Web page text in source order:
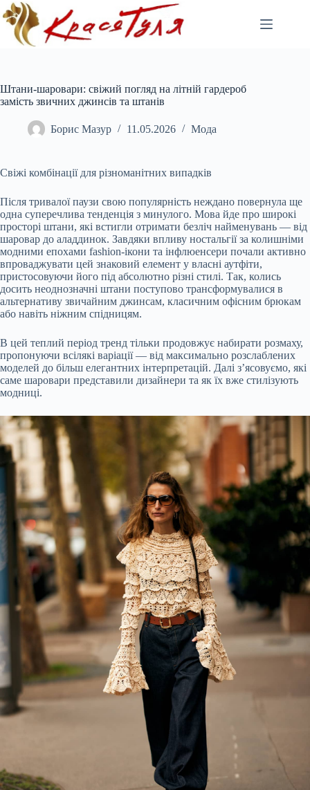
Перейти
до
вмісту
Штани-шаровари: свіжий погляд на літній гардероб
замість звичних джинсів та штанів
Борис Мазур 11.05.2026 Мода
Свіжі комбінації для різноманітних випадків
Після тривалої паузи свою популярність неждано повернула ще
одна суперечлива тенденція з минулого. Мова йде про широкі
просторі штани, які встигли отримати безліч найменувань — від
шаровар до аладдинок. Завдяки впливу ностальгії за колишніми
модними епохами fashion-ікони та інфлюенсери почали активно
впроваджувати цей знаковий елемент у власні аутфіти,
пристосовуючи його під абсолютно різні стилі. Так, колись
досить неоднозначні штани поступово трансформувалися в
альтернативу звичайним джинсам, класичним офісним брюкам
або навіть ніжним спідницям.
В цей теплий період тренд тільки продовжує набирати розмаху,
пропонуючи всілякі варіації — від максимально розслаблених
моделей до більш елегантних інтерпретацій. Далі з’ясовуємо, які
саме шаровари представили дизайнери та як їх вже стилізують
модниці.